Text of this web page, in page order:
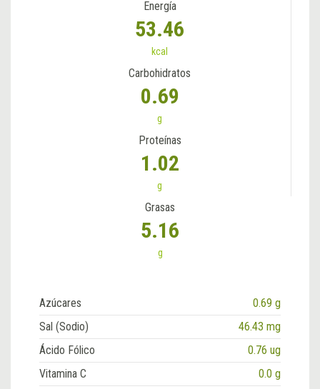
Energía
53.46
kcal
Carbohidratos
0.69
g
Proteínas
1.02
g
Grasas
5.16
g
Azúcares
0.69 g
Sal (Sodio)
46.43 mg
Ácido Fólico
0.76 ug
Vitamina C
0.0 g